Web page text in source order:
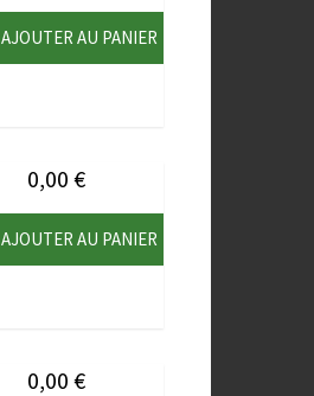
AJOUTER AU PANIER
0,00 €
AJOUTER AU PANIER
0,00 €